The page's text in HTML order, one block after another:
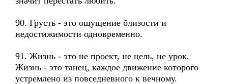
90. Грусть - это ощущение близости и
недостижимости одновременно.
91. Жизнь - это не проект, не цель, не урок.
Жизнь - это танец, каждое движение которого
устремлено из повседневного к вечному.